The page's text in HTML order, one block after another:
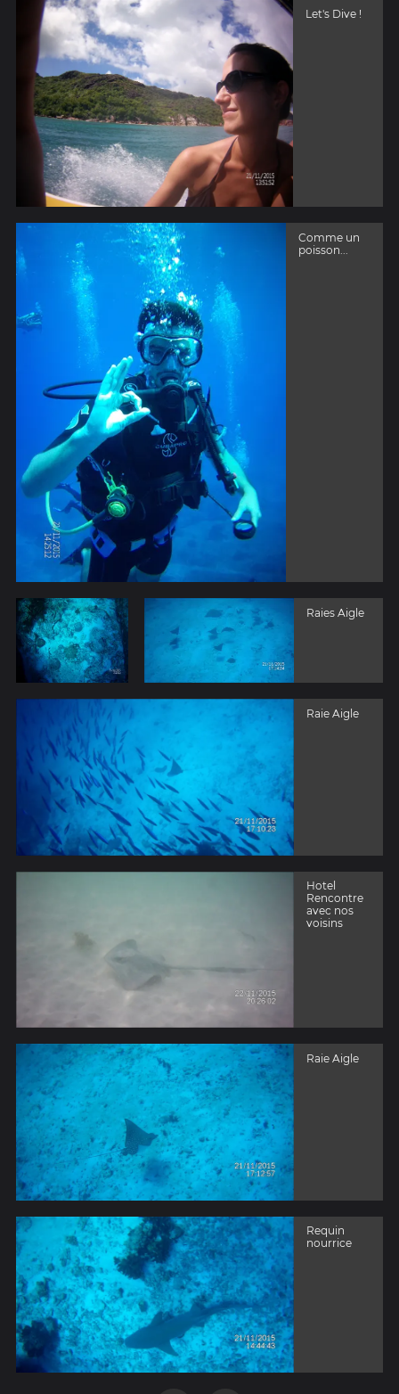
Let's Dive !
Comme un
poisson...
Raies Aigle
Raie Aigle
Hotel
Rencontre
avec nos
voisins
Raie Aigle
Requin
nourrice